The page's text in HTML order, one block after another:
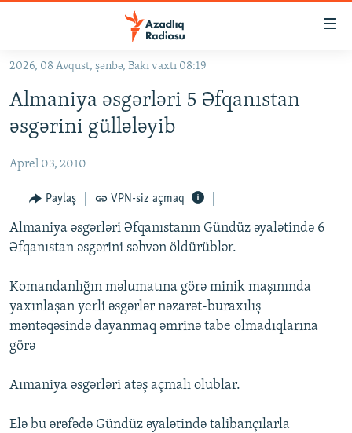
Əsas
qayıt
Əsas
naviqasiyaya
qayıt
KORRUPSIOMETR
#ƏSLINDƏ
FƏRQƏ BAX
QANUNI DOĞRU
ARAŞDIRMA
MULTIMEDIA
VIDEO
KARIKATURA
RADIO ARXIV
İSLAM VƏ DEMOKRATIYA
İZ - MƏDƏNIYYƏT PROQRAMI
HAQQIMIZDA
PEŞƏ ETIKASI VƏ JURNALISTIKA STANDARTLARIMIZ
MATERIALLARIMIZDAN ISTIFADƏ
BIZI IZLƏ
2026, 08 Avqust, şənbə, Bakı vaxtı 08:19
Almaniya əsgərləri 5 Əfqanıstan
əsgərini güllələyib
Aprel 03, 2010
Paylaş VPN-siz açmaq
Almaniya əsgərləri Əfqanıstanın Gündüz əyalətində 6
Əfqanıstan əsgərini səhvən öldürüblər.
Komandanlığın məlumatına görə minik maşınında
yaxınlaşan yerli əsgərlər nəzarət-buraxılış
məntəqəsində dayanmaq əmrinə tabe olmadıqlarına
görə
Aımaniya əsgərləri atəş açmalı olublar.
Elə bu ərəfədə Gündüz əyalətində talibançılarla